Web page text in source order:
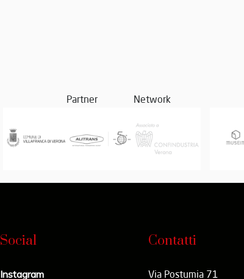
Partner Network
Social
Instagram
Contatti
Via Postumia 71